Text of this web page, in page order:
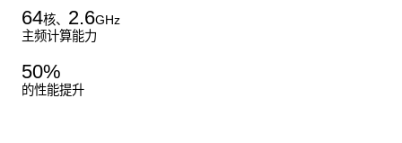
64核、 2.6GHz
主频计算能力
50%
的性能提升